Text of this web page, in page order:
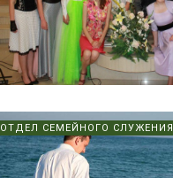
ОТДЕЛ СЕМЕЙНОГО СЛУЖЕНИЯ